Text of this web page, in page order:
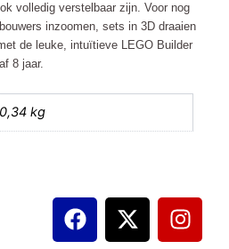
volledig verstelbaar zijn. Voor nog
inzoomen, sets in 3D draaien
de leuke, intuïtieve LEGO Builder
8 jaar.
0,34 kg
F
a
X
-
I
n